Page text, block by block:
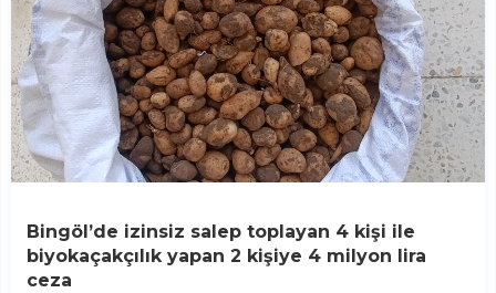
Bingöl’de izinsiz salep toplayan 4 kişi ile
biyokaçakçılık yapan 2 kişiye 4 milyon lira
ceza